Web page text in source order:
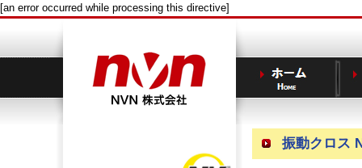
[an error occurred while processing this directive]
振動クロス